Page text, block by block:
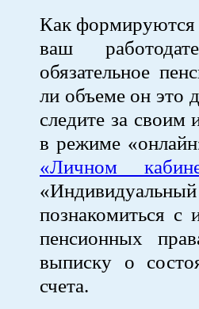
Как формируются
ваш
обязательное
ли объеме он это
следите за
в режиме
«Личном
познакомиться
пенсионных
выписку о
счета.